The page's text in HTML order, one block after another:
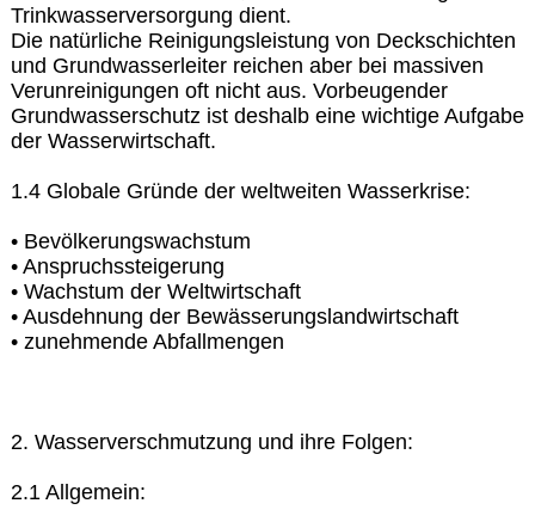
Trinkwasserversorgung dient.
Die natürliche Reinigungsleistung von Deckschichten
und Grundwasserleiter reichen aber bei massiven
Verunreinigungen oft nicht aus. Vorbeugender
Grundwasserschutz ist deshalb eine wichtige Aufgabe
der Wasserwirtschaft.
1.4 Globale Gründe der weltweiten Wasserkrise:
• Bevölkerungswachstum
• Anspruchssteigerung
• Wachstum der Weltwirtschaft
• Ausdehnung der Bewässerungslandwirtschaft
• zunehmende Abfallmengen
2. Wasserverschmutzung und ihre Folgen:
2.1 Allgemein: